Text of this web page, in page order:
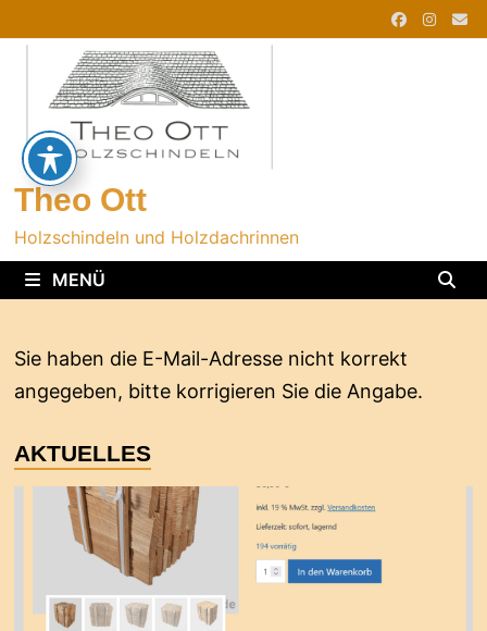
zum
Theo Ott
Holzschindeln und Holzdachrinnen
MENÜ
Sie haben die E-Mail-Adresse nicht korrekt
angegeben, bitte korrigieren Sie die Angabe.
AKTUELLES